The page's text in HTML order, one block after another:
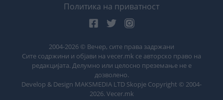
Политика на приватност
2004-2026 © Вечер, сите права задржани
Сите содржини и објави на vecer.mk се авторско право на
редакцијата. Делумно или целосно преземање не е
дозволено.
Develop & Design MAKSMEDIA LTD Skopje Copyright © 2004-
2026. Vecer.mk